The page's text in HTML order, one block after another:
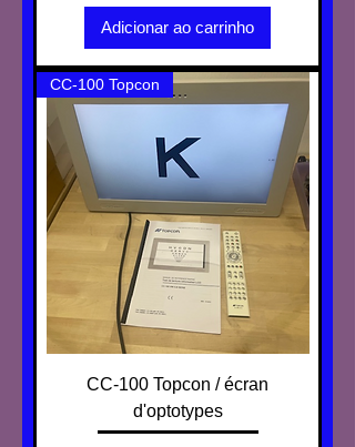
Adicionar ao carrinho
CC-100 Topcon
CC-100 Topcon / écran
d'optotypes